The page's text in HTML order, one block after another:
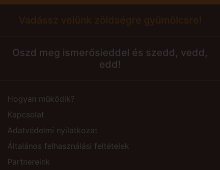
Vadássz velünk zöldségre gyümölcsre!
Oszd meg ismerősieddel és szedd, vedd,
edd!
Hogyan működik?
Kapcsolat
Adatvédelmi nyilatkozat
Általános felhasználási feltételek
Partnereink